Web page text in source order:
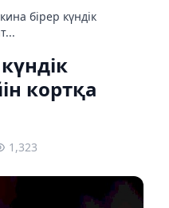
бірер күндік
кортқа
1,323